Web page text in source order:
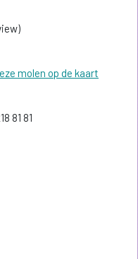
molen op de kaart
81 81